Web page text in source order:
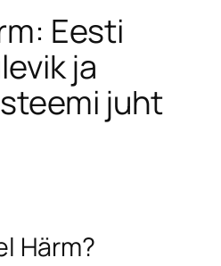
Eesti
ja
juht
Härm?